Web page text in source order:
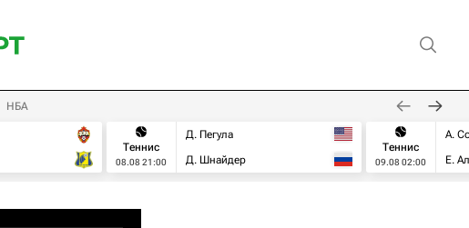
НБА
Теннис
08.08 21:00
Д. Пегула
Д. Шнайдер
Теннис
09.08 02:00
А.
Е.